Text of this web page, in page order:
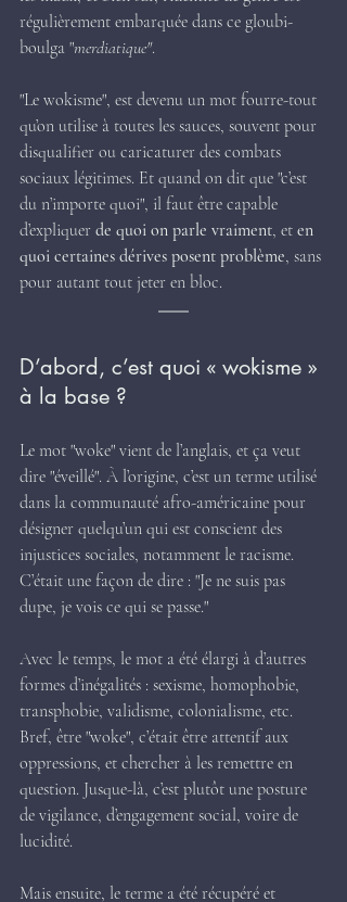
régulièrement embarquée dans ce gloubi-
boulga "merdiatique".
"Le wokisme", est devenu un mot fourre-tout
qu’on utilise à toutes les sauces, souvent pour
disqualifier ou caricaturer des combats
sociaux légitimes. Et quand on dit que "c’est
du n’importe quoi", il faut être capable
d’expliquer de quoi on parle vraiment, et en
quoi certaines dérives posent problème, sans
pour autant tout jeter en bloc.
D’abord, c’est quoi « wokisme »
à la base ?
Le mot "woke" vient de l’anglais, et ça veut
dire "éveillé". À l’origine, c’est un terme utilisé
dans la communauté afro-américaine pour
désigner quelqu’un qui est conscient des
injustices sociales, notamment le racisme.
C’était une façon de dire : "Je ne suis pas
dupe, je vois ce qui se passe."
Avec le temps, le mot a été élargi à d’autres
formes d’inégalités : sexisme, homophobie,
transphobie, validisme, colonialisme, etc.
Bref, être "woke", c’était être attentif aux
oppressions, et chercher à les remettre en
question. Jusque-là, c’est plutôt une posture
de vigilance, d’engagement social, voire de
lucidité.
Mais ensuite, le terme a été récupéré et